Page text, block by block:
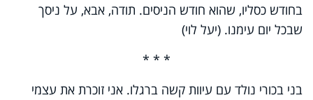
בחודש כסליו, שהוא חודש הניסים. תודה, אבא, על ניסך
שבכל יום עימנו. (יעל לוי)
* * *
בני בכורי נולד עם עיוות קשה ברגלו. אני זוכרת את עצמי